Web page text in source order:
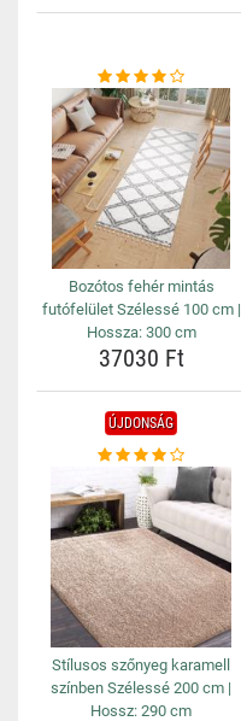
Bozótos fehér mintás
futófelület Szélessé 100 cm |
Hossza: 300 cm
37030 Ft
ÚJDONSÁG
Stílusos szőnyeg karamell
színben Szélessé 200 cm |
Hossz: 290 cm